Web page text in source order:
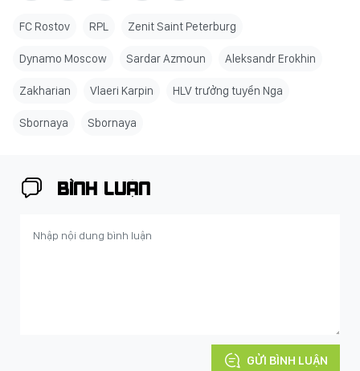
FC Rostov RPL Zenit Saint Peterburg
Dynamo Moscow Sardar Azmoun Aleksandr Erokhin
Zakharian Vlaeri Karpin HLV trưởng tuyển Nga
Sbornaya Sbornaya
BÌNH LUẬN
GỬI BÌNH LUẬN